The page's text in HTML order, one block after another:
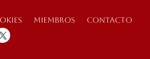
Miembros Contacto